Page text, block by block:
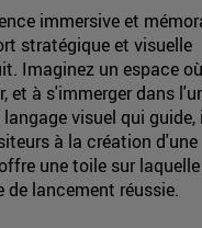
immersive et
stratégique et visuelle
Imaginez un espace
et à s'immerger dans
visuel qui guide,
à la création d'une
une toile sur
lancement réussie.